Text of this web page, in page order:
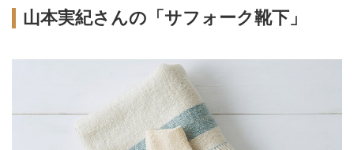
山本実紀さんの「サフォーク靴下」